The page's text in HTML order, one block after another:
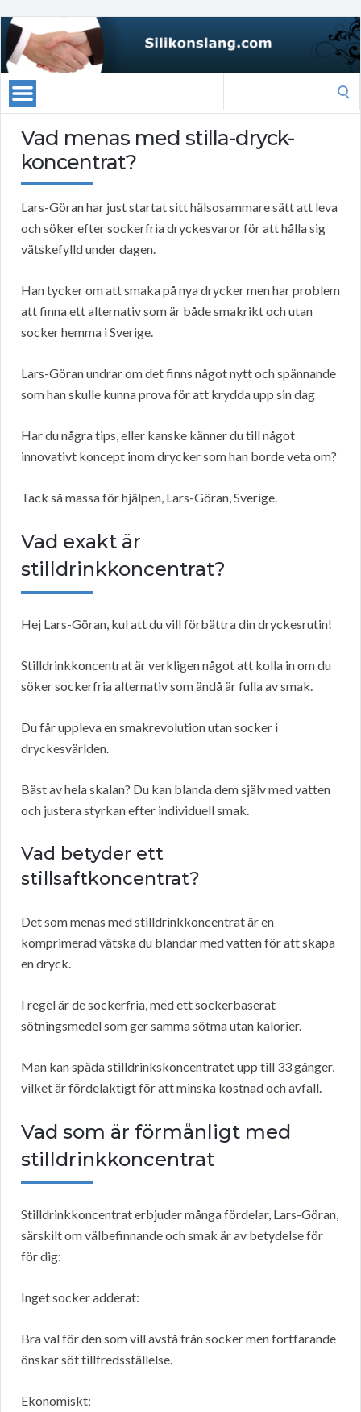
Vad menas med stilla-dryck-
koncentrat?
Lars-Göran har just startat sitt hälsosammare sätt att leva
och söker efter sockerfria dryckesvaror för att hålla sig
vätskefylld under dagen.
Han tycker om att smaka på nya drycker men har problem
att finna ett alternativ som är både smakrikt och utan
socker hemma i Sverige.
Lars-Göran undrar om det finns något nytt och spännande
som han skulle kunna prova för att krydda upp sin dag
Har du några tips, eller kanske känner du till något
innovativt koncept inom drycker som han borde veta om?
Tack så massa för hjälpen, Lars-Göran, Sverige.
Vad exakt är
stilldrinkkoncentrat?
Hej Lars-Göran, kul att du vill förbättra din dryckesrutin!
Stilldrinkkoncentrat är verkligen något att kolla in om du
söker sockerfria alternativ som ändå är fulla av smak.
Du får uppleva en smakrevolution utan socker i
dryckesvärlden.
Bäst av hela skalan? Du kan blanda dem själv med vatten
och justera styrkan efter individuell smak.
Vad betyder ett
stillsaftkoncentrat?
Det som menas med stilldrinkkoncentrat är en
komprimerad vätska du blandar med vatten för att skapa
en dryck.
I regel är de sockerfria, med ett sockerbaserat
sötningsmedel som ger samma sötma utan kalorier.
Man kan späda stilldrinkskoncentratet upp till 33 gånger,
vilket är fördelaktigt för att minska kostnad och avfall.
Vad som är förmånligt med
stilldrinkkoncentrat
Stilldrinkkoncentrat erbjuder många fördelar, Lars-Göran,
särskilt om välbefinnande och smak är av betydelse för
för dig:
Inget socker adderat:
Bra val för den som vill avstå från socker men fortfarande
önskar söt tillfredsställelse.
Ekonomiskt: